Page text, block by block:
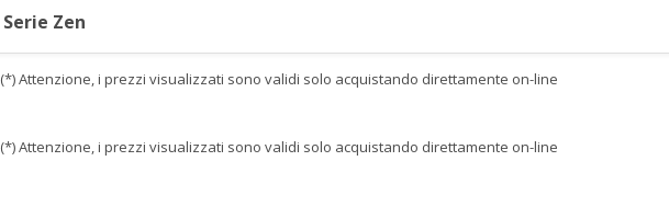
Serie Zen
(*) Attenzione, i prezzi visualizzati sono validi solo acquistando direttamente on-line
(*) Attenzione, i prezzi visualizzati sono validi solo acquistando direttamente on-line